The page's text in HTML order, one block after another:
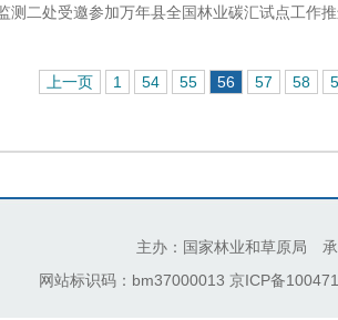
测二处受邀参加万年县全国林业碳汇试点工作
上一页 1 54 55 56 57 58
主办：国家林业和草原局
网站标识码：bm37000013 京ICP备